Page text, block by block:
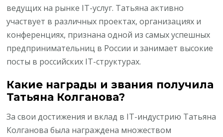
ведущих на рынке IT-услуг. Татьяна активно
участвует в различных проектах, организациях и
конференциях, признана одной из самых успешных
предпринимательниц в России и занимает высокие
посты в российских IT-структурах.
Какие награды и звания получила
Татьяна Колганова?
За свои достижения и вклад в IT-индустрию Татьяна
Колганова была награждена множеством